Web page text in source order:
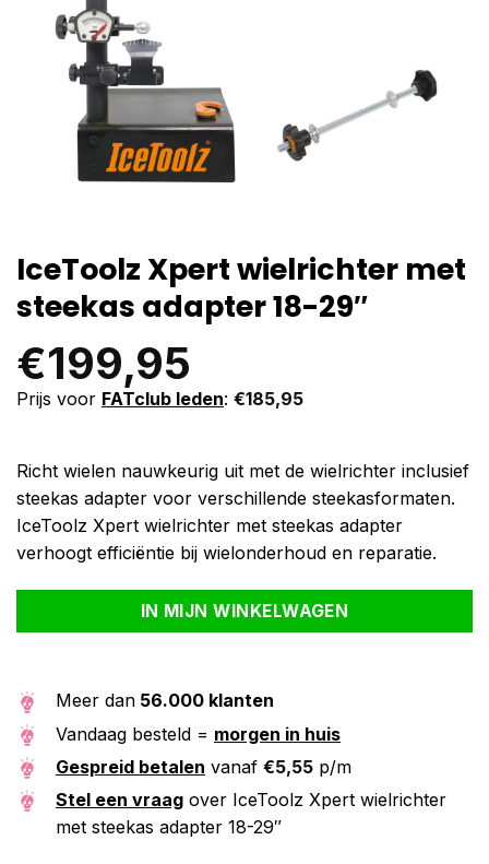
IceToolz Xpert wielrichter met
steekas adapter 18-29″
€199,95
Prijs voor FATclub leden: €185,95
Richt wielen nauwkeurig uit met de wielrichter inclusief
steekas adapter voor verschillende steekasformaten.
IceToolz Xpert wielrichter met steekas adapter
verhoogt efficiëntie bij wielonderhoud en reparatie.
IN MIJN WINKELWAGEN
Meer dan 56.000 klanten
Vandaag besteld = morgen in huis
Gespreid betalen vanaf €5,55 p/m
Stel een vraag over IceToolz Xpert wielrichter
met steekas adapter 18-29″